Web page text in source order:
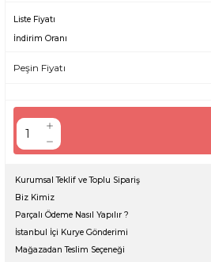
Liste Fiyatı
İndirim Oranı
Peşin Fiyatı
Kurumsal Teklif ve Toplu Sipariş
Biz Kimiz
Parçalı Ödeme Nasıl Yapılır ?
İstanbul İçi Kurye Gönderimi
Mağazadan Teslim Seçeneği